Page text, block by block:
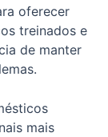
oferecer
treinados e
de manter
mais